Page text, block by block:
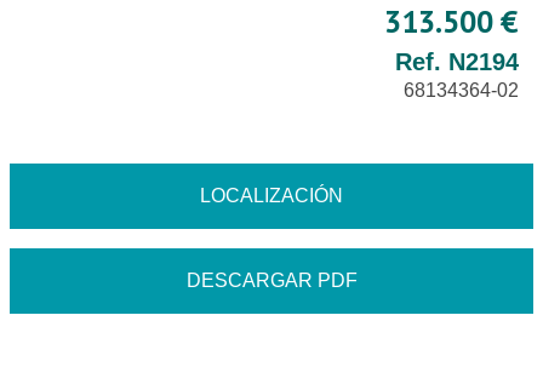
313.500 €
Ref. N2194
68134364-02
LOCALIZACIÓN
DESCARGAR PDF